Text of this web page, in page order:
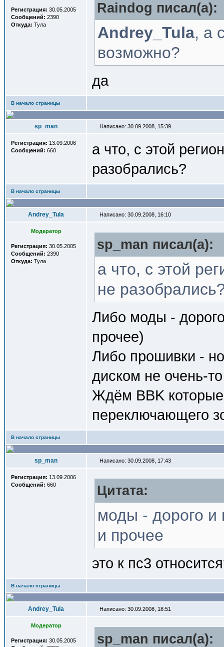
Регистрация: 30.05.2005
Сообщений: 2390
Откуда: Тула
Raindog писал(a):
Andrey_Tula, а
возможно?
да
В начало страницы
sp_man Написано: 30.09.2008, 15:39
Регистрация: 13.09.2006
Сообщений: 660
а что, с этой
разобрались?
В начало страницы
Andrey_Tula Написано: 30.09.2008, 16:10
Модератор
Регистрация: 30.05.2005
Сообщений: 2390
Откуда: Тула
sp_man писал(a):
а что, с этой
не
Либо моды -
прочее)
Либо прошивки -
диском не очень-
Ждём BBK
переключающего
В начало страницы
sp_man Написано: 30.09.2008, 17:43
Регистрация: 13.09.2006
Сообщений: 660 Цитата:
моды - дорого и
и прочее
это к пс3
В начало страницы
Andrey_Tula Написано: 30.09.2008, 18:51
Модератор
Регистрация: 30.05.2005
sp_man писал(a):